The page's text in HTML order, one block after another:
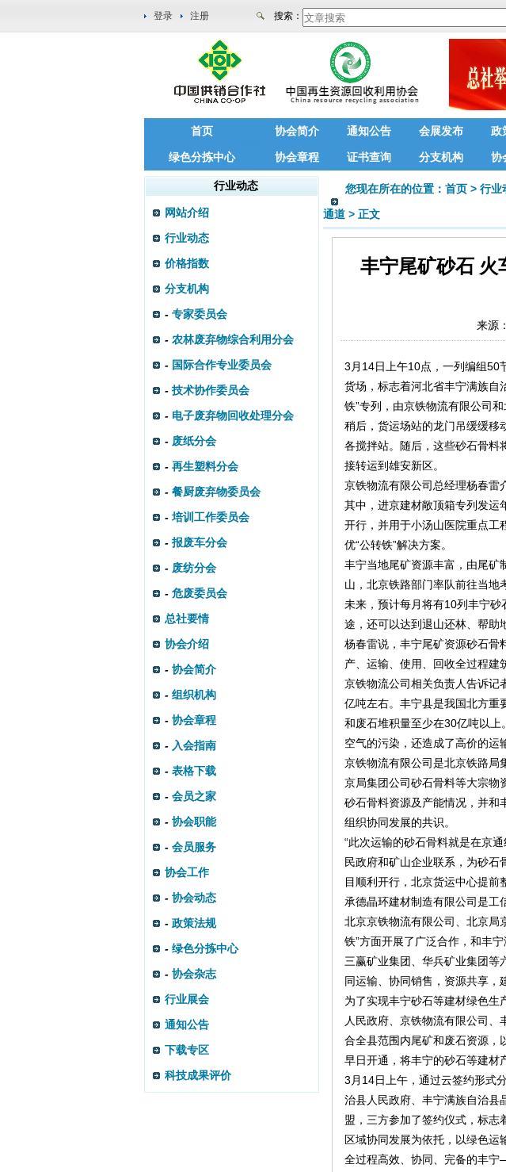
登录 注册 搜索：
首页 协会简介 通知公告 会展发布 政
绿色分拣中心 协会章程 证书查询 分支机构 协
行业动态
网站介绍
行业动态
价格指数
分支机构
- 专家委员会
- 农林废弃物综合利用分会
- 国际合作专业委员会
- 技术协作委员会
- 电子废弃物回收处理分会
- 废纸分会
- 再生塑料分会
- 餐厨废弃物委员会
-培训工作委员会
- 报废车分会
- 废纺分会
- 危废委员会
总社要情
协会介绍
- 协会简介
- 组织机构
- 协会章程
- 入会指南
- 表格下载
- 会员之家
- 协会职能
- 会员服务
协会工作
- 协会动态
- 政策法规
- 绿色分拣中心
- 协会杂志
行业展会
通知公告
下载专区
科技成果评价
您现在所在的位置： 首页 > 行业
通道 > 正文
丰宁尾矿砂石
来源：
3月14日上午10点，一列编组50
货场，标志着河北省丰宁满族自
铁”专列，由京铁物流有限公司和
稍后，货运场站的龙门吊缓缓移
各搅拌站。随后，这些砂石骨料
接转运到雄安新区。
京铁物流有限公司总经理杨春雷
其中，进京建材敞顶箱专列发运
开行，并用于小汤山医院重点工
优“公转铁”解决方案。
丰宁当地尾矿资源丰富，由尾矿
山，北京铁路部门率队前往当地
未来，预计每月将有10列丰宁
途，还可以达到退山还林、帮助
杨春雷说，丰宁尾矿资源砂石骨
产、运输、使用、回收全过程建
京铁物流公司相关负责人告诉记
亿吨左右。丰宁县是我国北方重
和废石堆积量至少在30亿吨以
空气的污染，还造成了高价的运
京铁物流有限公司是北京铁路局
京局集团公司砂石骨料等大宗物
砂石骨料资源及产能情况，并和
组织协同发展的共识。
“此次运输的砂石骨料就是在京
民政府和矿山企业联系，为砂石
目顺利开行，北京货运中心提前
承德晶环建材制造有限公司是工
北京京铁物流有限公司、北京局
铁”方面开展了广泛合作，和丰
三赢矿业集团、华兵矿业集团等
同运输、协同销售，资源共享，
为了实现丰宁砂石等建材绿色生
人民政府、京铁物流有限公司
合全县范围内尾矿和废石资源，
早日开通，将丰宁的砂石等建材
3月14日上午，通过云签约形式
治县人民政府、丰宁满族自治县
盟，三方参加了签约仪式，标志
区域协同发展为依托，以绿色
全过程高效、协同、完备的丰